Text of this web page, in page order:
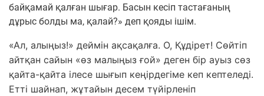
байқамай қалған шығар. Басын кесіп тастағаның
дұрыс болды ма, қалай?» деп қояды ішім.
«Ал, алыңыз!» деймін ақсақалға. О, Құдірет! Сөйтіп
айтқан сайын «өз малыңыз ғой» деген бір ауыз сөз
қайта-қайта ілесе шығып кеңірдегіме кеп кептеледі.
Етті шайнап, жұтайын десем түйірленіп